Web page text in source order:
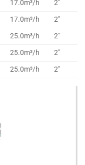
17.0m³/h
2″
17.0m³/h
2″
25.0m³/h
2″
25.0m³/h
2″
25.0m³/h 2″